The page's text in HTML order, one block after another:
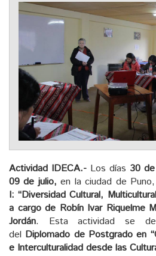
Actividad IDECA.- Los días 30
09 de julio, en la ciudad de
I: “Diversidad Cultural,
a cargo de Robín Ivar Riquelme
Jordán. Esta actividad se
del Diplomado de Postgrado en
e Interculturalidad desde las